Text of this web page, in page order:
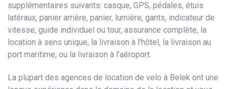
supplémentaires suivants: casque, GPS, pédales, étuis
latéraux, panier arrière, panier, lumière, gants, indicateur de
vitesse, guide individuel ou tour, assurance complète, la
location à sens unique, la livraison à l'hôtel, la livraison au
port maritime, ou la livraison à l'aéroport.
La plupart des agences de location de velo à Belek ont une